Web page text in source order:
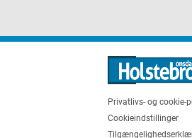
Privatlivs- og cookie-
Cookieindstillinger